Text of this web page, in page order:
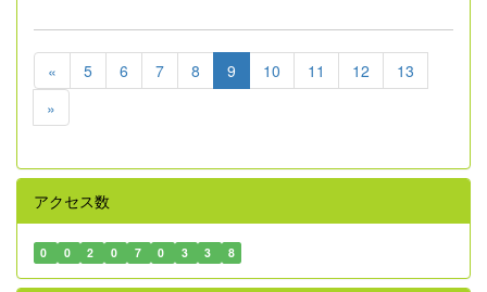
« 5 6 7 8 9 10 11 12
13
»
アクセス数
0 0 2 0 7 0 3 3 8